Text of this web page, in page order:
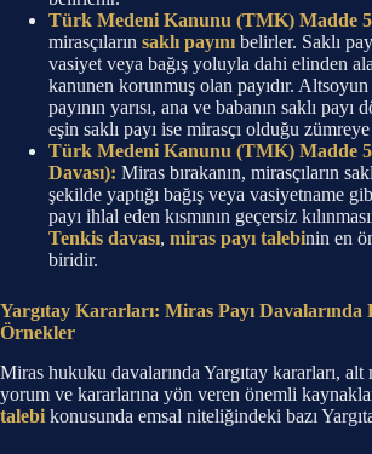
Türk Medeni Kanunu (TMK) Madde
mirasçıların saklı payını belirler. Saklı
vasiyet veya bağış yoluyla dahi elinden
kanunen korunmuş olan payıdır. Altsoyun
payının yarısı, ana ve babanın saklı payı
eşin saklı payı ise mirasçı olduğu
Türk Medeni Kanunu (TMK) Madde
Davası): Miras bırakanın, mirasçıların
şekilde yaptığı bağış veya vasiyetname
payı ihlal eden kısmının geçersiz
Tenkis davası, miras payı talebinin en
biridir.
Yargıtay Kararları: Miras Payı Davalarında
Örnekler
Miras hukuku davalarında Yargıtay kararları,
yorum ve kararlarına yön veren önemli
talebi konusunda emsal niteliğindeki bazı